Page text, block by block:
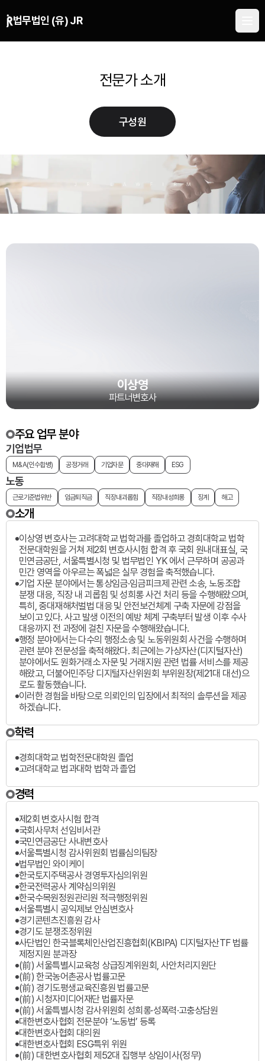
법무법인 (유) JR
전문가 소개
구성원
이상영
파트너변호사
주요 업무 분야
기업법무
M&A(인수합병) 공정거래 기업자문 중대재해 ESG
노동
근로기준법위반 임금퇴직금 직장내괴롭힘 직장내성희롱 징계 해고
소개
이상영 변호사는 고려대학교 법학과를 졸업하고 경희대학교 법학
전문대학원을 거쳐 제2회 변호사시험 합격 후 국회 원내대표실, 국
민연금공단, 서울특별시청 및 법무법인 YK 에서 근무하며 공공과
민간 영역을 아우르는 폭넓은 실무 경험을 축적했습니다.
기업 자문 분야에서는 통상임금·임금피크제 관련 소송, 노동조합
분쟁 대응, 직장 내 괴롭힘 및 성희롱 사건 처리 등을 수행해왔으며,
특히, 중대재해처벌법 대응 및 안전보건체계 구축 자문에 강점을
보이고 있다. 사고 발생 이전의 예방 체계 구축부터 발생 이후 수사
대응까지 전 과정에 걸친 자문을 수행해왔습니다.
행정 분야에서는 다수의 행정소송 및 노동위원회 사건을 수행하며
관련 분야 전문성을 축적해왔다. 최근에는 가상자산(디지털자산)
분야에서도 원화거래소 자문 및 거래지원 관련 법률 서비스를 제공
해왔고, 더불어민주당 디지털자산위원회 부위원장(제21대 대선)으
로도 활동했습니다.
이러한 경험을 바탕으로 의뢰인의 입장에서 최적의 솔루션을 제공
하겠습니다.
학력
경희대학교 법학전문대학원 졸업
고려대학교 법과대학 법학과 졸업
경력
제2회 변호사시험 합격
국회사무처 선임비서관
국민연금공단 사내변호사
서울특별시청 감사위원회 법률심의팀장
법무법인 와이케이
한국토지주택공사 경영투자심의위원
한국전력공사 계약심의위원
한국수목원정원관리원 적극행정위원
서울특별시 공익제보 안심변호사
경기콘텐츠진흥원 감사
경기도 분쟁조정위원
사단법인 한국블록체인산업진흥협회(KBIPA) 디지털자산TF 법률
제정지원 분과장
(前) 서울특별시교육청 상급징계위원회, 사안처리지원단
(前) 한국농어촌공사 법률고문
(前) 경기도평생교육진흥원 법률고문
(前) 시청자미디어재단 법률자문
(前) 서울특별시청 감사위원회 성희롱·성폭력·고충상담원
대한변호사협회 전문분야 ‘노동법’ 등록
대한변호사협회 대의원
대한변호사협회 ESG특위 위원
(前) 대한변호사협회 제52대 집행부 상임이사(정무)